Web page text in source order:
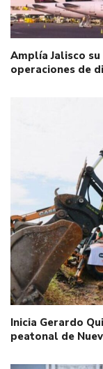
Amplía Jalisco
operaciones de
Inicia Gerardo
peatonal de